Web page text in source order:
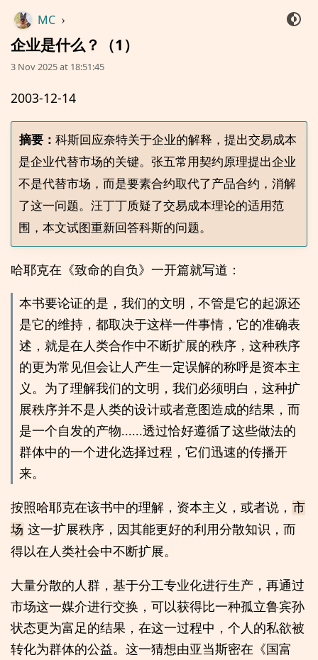
MC ›
企业是什么？（1）
3 Nov 2025 at 18:51:45
2003-12-14
摘要： 科斯回应奈特关于企业的解释，提出交易成本
是企业代替市场的关键。张五常用契约原理提出企业
不是代替市场，而是要素合约取代了产品合约，消解
了这一问题。汪丁丁质疑了交易成本理论的适用范
哈耶克在《致命的自负》一开篇就写道：
本书要论证的是，我们的文明，不管是它的起源还
是它的维持，都取决于这样一件事情，它的准确表
述，就是在人类合作中不断扩展的秩序，这种秩序
的更为常见但会让人产生一定误解的称呼是资本主
义。为了理解我们的文明，我们必须明白，这种扩
展秩序并不是人类的设计或者意图造成的结果，而
是一个自发的产物......透过恰好遵循了这些做法的
群体中的一个进化选择过程，它们迅速的传播开
来。
按照哈耶克在该书中的理解，资本主义，或者说， 市
场 这一扩展秩序，因其能更好的利用分散知识，而
得以在人类社会中不断扩展。
大量分散的人群，基于分工专业化进行生产，再通过
市场这一媒介进行交换，可以获得比一种孤立鲁宾孙
状态更为富足的结果，在这一过程中，个人的私欲被
转化为群体的公益。这一猜想由亚当斯密在《国富